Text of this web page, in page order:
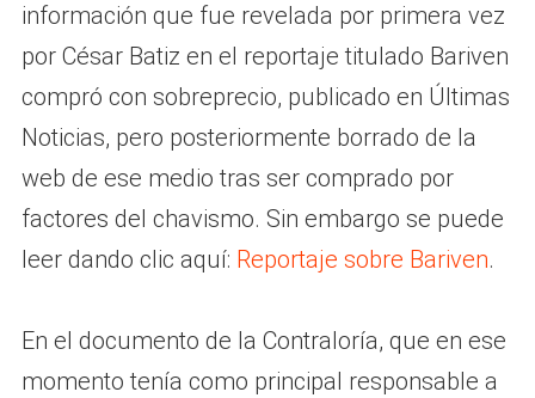
información que fue revelada por primera vez
por César Batiz en el reportaje titulado Bariven
compró con sobreprecio, publicado en Últimas
Noticias, pero posteriormente borrado de la
web de ese medio tras ser comprado por
factores del chavismo. Sin embargo se puede
leer dando clic aquí: Reportaje sobre Bariven.
En el documento de la Contraloría, que en ese
momento tenía como principal responsable a